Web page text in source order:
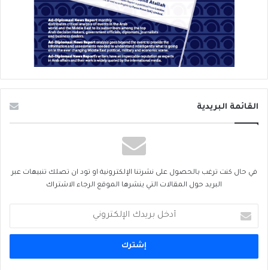
القائمة البريدية
في حال كنت ترغب بالحصول على نشرتنا الإلكترونية او تود ان تصلك تنبيهات عبر
البريد حول المقالات التي ينشرها الموقع الرجاء الاشتراك
بريدك
الإلكتروني